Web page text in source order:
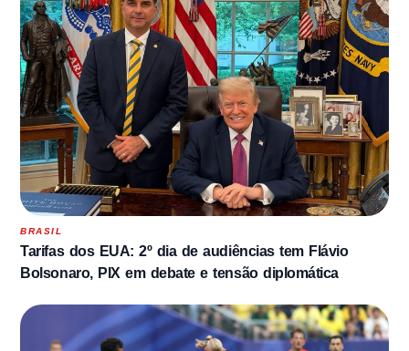
BRASIL
Tarifas dos EUA: 2º dia de audiências tem Flávio
Bolsonaro, PIX em debate e tensão diplomática